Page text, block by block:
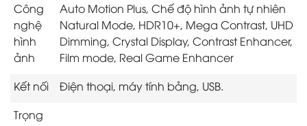
Công
nghệ
hình
ảnh
Auto Motion Plus, Chế độ hình ảnh tự nhiên
Natural Mode, HDR10+, Mega Contrast, UHD
Dimming, Crystal Display, Contrast Enhancer,
Film mode, Real Game Enhancer
Kết nối
Điện thoại, máy tính bảng, USB.
Trọng